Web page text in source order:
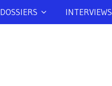
DOSSIERS INTERVIEWS